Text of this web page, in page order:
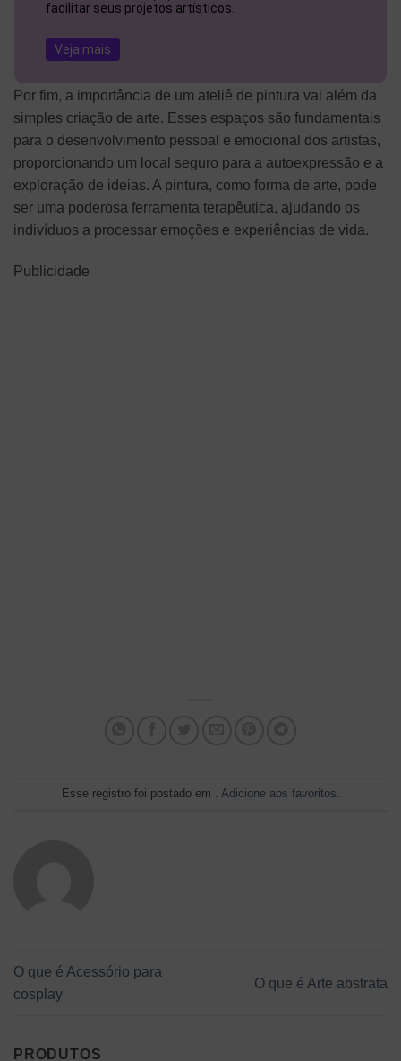
facilitar seus projetos artísticos.
Veja mais
Por fim, a importância de um ateliê de pintura vai além da
simples criação de arte. Esses espaços são fundamentais
para o desenvolvimento pessoal e emocional dos artistas,
proporcionando um local seguro para a autoexpressão e a
exploração de ideias. A pintura, como forma de arte, pode
ser uma poderosa ferramenta terapêutica, ajudando os
indivíduos a processar emoções e experiências de vida.
Publicidade
Esse registro foi postado em . Adicione aos favoritos.
O que é Acessório para
cosplay
O que é Arte abstrata
PRODUTOS